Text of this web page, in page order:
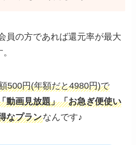
員の方であれば還元率が最大
500円(年額だと4980円)で
動画見放題」「お急ぎ便使い
なプランなんです♪